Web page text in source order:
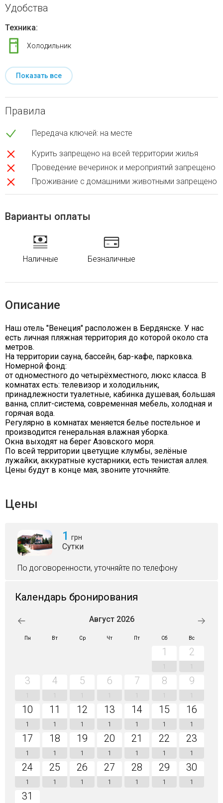
Удобства
Техника:
Холодильник
Показать все
Правила
Передача ключей: на месте
Курить запрещено на всей территории жилья
Проведение вечеринок и мероприятий запрещено
Проживание с домашними животными запрещено
Варианты оплаты
Наличные Безналичные
Описание
Наш отель "Венеция" расположен в Бердянске. У нас
есть личная пляжная территория до которой около ста
метров.
На территории сауна, бассейн, бар-кафе, парковка.
Номерной фонд:
от одноместного до четырёхместного, люкс класса. В
комнатах есть: телевизор и холодильник,
принадлежности туалетные, кабинка душевая, большая
ванна, сплит-система, современная мебель, холодная и
горячая вода.
Регулярно в комнатах меняется белье постельное и
производится генеральная влажная уборка.
Окна выходят на берег Азовского моря.
По всей территории цветущие клумбы, зелёные
лужайки, аккуратные кустарники, есть тенистая аллея.
Цены будут в конце мая, звоните уточняйте.
Цены
1 грн
Сутки
По договоренности, уточняйте по телефону
Календарь бронирования
Август 2026
Пн Вт Ср Чт Пт Сб Вс
1
1
2
1
3
1
4
1
5
1
6
1
7
1
8
1
9
1
10
1
11
1
12
1
13
1
14
1
15
1
16
1
17
1
18
1
19
1
20
1
21
1
22
1
23
1
24
1
25
1
26
1
27
1
28
1
29
1
30
1
31